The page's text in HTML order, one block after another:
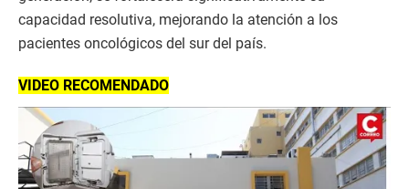
capacidad resolutiva, mejorando la atención a los
pacientes oncológicos del sur del país.
VIDEO RECOMENDADO